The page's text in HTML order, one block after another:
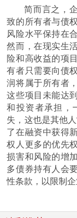
简而言之，
致的所有者与债
风险水平保持在
然而，在现实生
险和高收益的项
有者只需要向债
润将属于所有者
这些项目未能达
和 投资者承担，
失，这也是其他
了在融资中获得
权人更多的优先
损害和风险的增
多债券持有人会
性条款，以限制